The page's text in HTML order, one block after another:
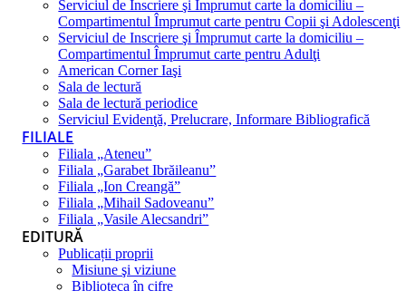
Serviciul de Inscriere şi Împrumut carte la domiciliu –
Compartimentul Împrumut carte pentru Copii şi Adolescenţi
Serviciul de Inscriere şi Împrumut carte la domiciliu –
Compartimentul Împrumut carte pentru Adulţi
American Corner Iaşi
Sala de lectură
Sala de lectură periodice
Serviciul Evidenţă, Prelucrare, Informare Bibliografică
FILIALE
Filiala „Ateneu”
Filiala „Garabet Ibrăileanu”
Filiala „Ion Creangă”
Filiala „Mihail Sadoveanu”
Filiala „Vasile Alecsandri”
EDITURĂ
Publicații proprii
Misiune şi viziune
Biblioteca în cifre